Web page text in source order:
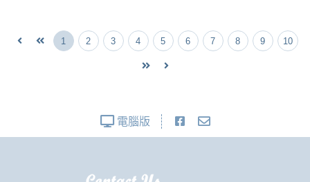
1 2 3 4 5 6 7 8 9 10
電腦版